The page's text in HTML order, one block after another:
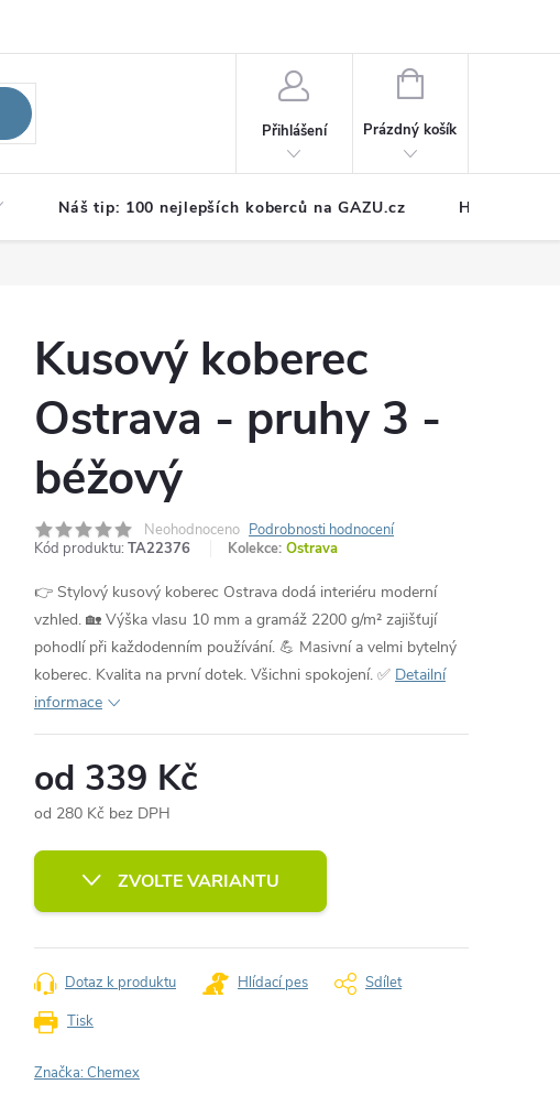
Přihlášení
NÁKUPNÍ
Prázdný košík
Náš tip: 100 nejlepších koberců na GAZU.cz Hodnocení
Kusový koberec
Ostrava - pruhy 3 -
béžový
Neohodnoceno Podrobnosti hodnocení
Kód produktu: TA22376 Kolekce: Ostrava
👉 Stylový kusový koberec Ostrava dodá interiéru moderní
vzhled. 🏡 Výška vlasu 10 mm a gramáž 2200 g/m² zajišťují
pohodlí při každodenním používání. 💪 Masivní a velmi bytelný
koberec. Kvalita na první dotek. Všichni spokojení. ✅ Detailní
informace
od 339 Kč
od 280 Kč bez DPH
cena:
ZVOLTE VARIANTU
Tisk
Dotaz k produktu Hlídací pes Sdílet
Značka:Chemex